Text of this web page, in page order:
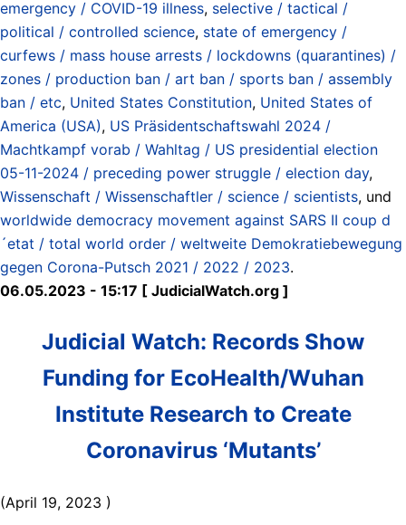
emergency / COVID-19 illness, selective / tactical /
political / controlled science, state of emergency /
curfews / mass house arrests / lockdowns (quarantines) /
zones / production ban / art ban / sports ban / assembly
ban / etc, United States Constitution, United States of
America (USA), US Präsidentschaftswahl 2024 /
Machtkampf vorab / Wahltag / US presidential election
05-11-2024 / preceding power struggle / election day,
Wissenschaft / Wissenschaftler / science / scientists, und
worldwide democracy movement against SARS II coup d
´etat / total world order / weltweite Demokratiebewegung
gegen Corona-Putsch 2021 / 2022 / 2023.
06.05.2023 - 15:17 [ JudicialWatch.org ]
Judicial Watch: Records Show
Funding for EcoHealth/Wuhan
Institute Research to Create
Coronavirus ‘Mutants’
(April 19, 2023 )